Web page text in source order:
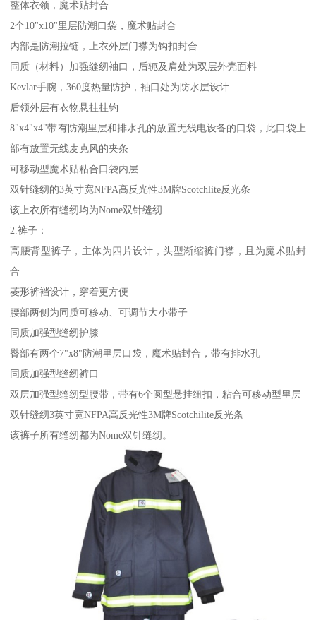
整体衣领，魔术贴封合
2个10"x10"里层防潮口袋，魔术贴封合
内部是防潮拉链，上衣外层门襟为钩扣封合
同质（材料）加强缝纫袖口，后轭及肩处为双层外壳面料
Kevlar手腕，360度热量防护，袖口处为防水层设计
后领外层有衣物悬挂挂钩
8"x4"x4"带有防潮里层和排水孔的放置无线电设备的口袋，此口袋上
部有放置无线麦克风的夹条
可移动型魔术贴粘合口袋内层
双针缝纫的3英寸宽NFPA高反光性3M牌Scotchlite反光条
该上衣所有缝纫均为Nome双针缝纫
2.裤子：
高腰背型裤子，主体为四片设计，头型渐缩裤门襟，且为魔术贴封
合
菱形裤裆设计，穿着更方便
腰部两侧为同质可移动、可调节大小带子
同质加强型缝纫护膝
臀部有两个7"x8"防潮里层口袋，魔术贴封合，带有排水孔
同质加强型缝纫裤口
双层加强型缝纫型腰带，带有6个圆型悬挂纽扣，粘合可移动型里层
双针缝纫3英寸宽NFPA高反光性3M牌Scotchilite反光条
该裤子所有缝纫都为Nome双针缝纫。